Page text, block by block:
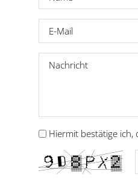
Hiermit bestätige ich,